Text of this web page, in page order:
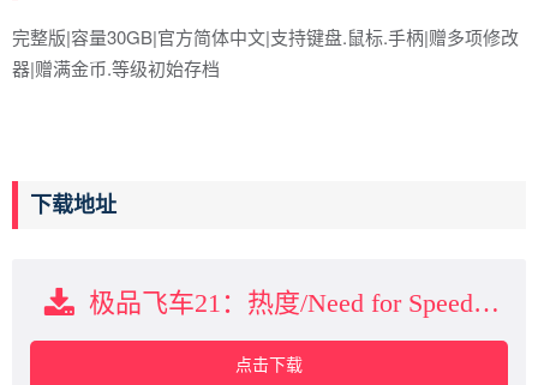
完整版|容量30GB|官方简体中文|支持键盘.鼠标.手柄|赠多项修改
器|赠满金币.等级初始存档
下载地址
极品飞车21：热度/Need for Speed：Heat下载
点击下载